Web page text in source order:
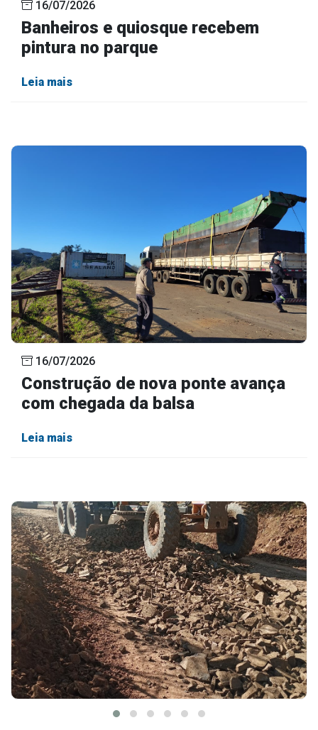
Banheiros e quiosque recebem
pintura no parque
Leia mais
16/07/2026
Construção de nova ponte avança
com chegada da balsa
Leia mais